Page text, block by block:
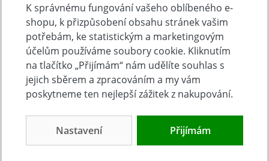
Doprava a platba
Často kladené otázky
Obchodní podmínky
Reklamacni řád
Ochrana osobních údajů
Cookies
O společnosti
K správnému fungování vašeho oblíbeného e-
shopu, k přizpůsobení obsahu stránek vašim
potřebám, ke statistickým a marketingovým
účelům používáme soubory cookie. Kliknutím
na tlačítko „Přijímám“ nám udělíte souhlas s
jejich sběrem a zpracováním a my vám
poskytneme ten nejlepší zážitek z nakupování.
Nastavení Přijímám